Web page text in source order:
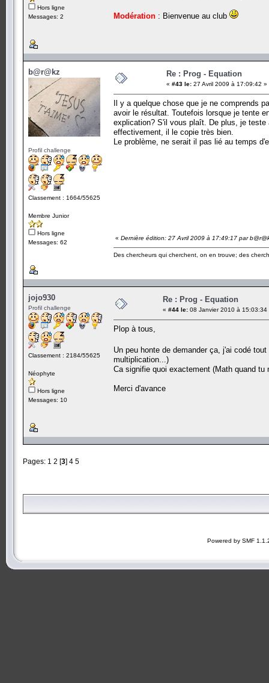
Hors ligne
Messages: 2
Modération : Bienvenue au club
b@r@kz
Profil challenge
Classement : 1664/55625
Membre Junior
Hors ligne
Messages: 62
Re : Prog - Equation
« #43 le: 27 Avril 2009 à 17:09:42 »
Il y a quelque chose que je ne comprends
avoir le résultat. Toutefois lorsque je tente
explication? S'il vous plaît. De plus, je teste
effectivement, il le copie très bien.
Le problème, ne serait il pas lié au temps
« Dernière édition: 27 Avril 2009 à 17:49:17 par
Des chercheurs qui cherchent, on en trouve; des
jojo930
Profil challenge
Classement : 2184/55625
Néophyte
Hors ligne
Messages: 10
Re : Prog - Equation
« #44 le: 08 Janvier 2010 à 15:03:34
Plop à tous,
Un peu honte de demander ça, j'ai codé
multiplication...)
Ca signifie quoi exactement (Math quand tu
Merci d'avance
Pages: 1 2 [3] 4 5
Powered by SMF